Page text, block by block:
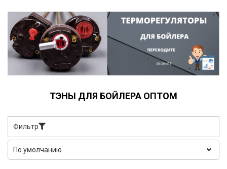
ТЭНЫ ДЛЯ БОЙЛЕРА ОПТОМ
Фильтр